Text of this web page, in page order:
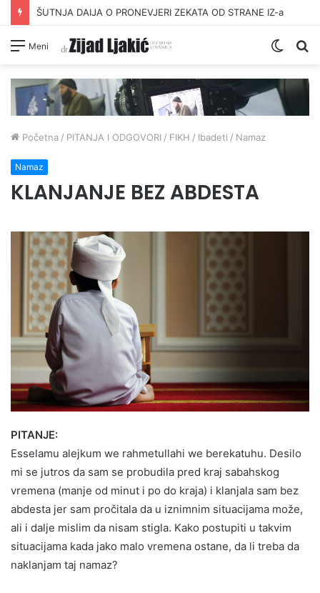
ŠUTNJA DAIJA O PRONEVJERI ZEKATA OD STRANE IZ-a
Meni
Switch
Početna / PITANJA I ODGOVORI / FIKH / Ibadeti / Namaz
Namaz
KLANJANJE BEZ ABDESTA
PITANJE:
Esselamu alejkum we rahmetullahi we berekatuhu. Desilo
mi se jutros da sam se probudila pred kraj sabahskog
vremena (manje od minut i po do kraja) i klanjala sam bez
abdesta jer sam pročitala da u iznimnim situacijama može,
ali i dalje mislim da nisam stigla. Kako postupiti u takvim
situacijama kada jako malo vremena ostane, da li treba da
naklanjam taj namaz?